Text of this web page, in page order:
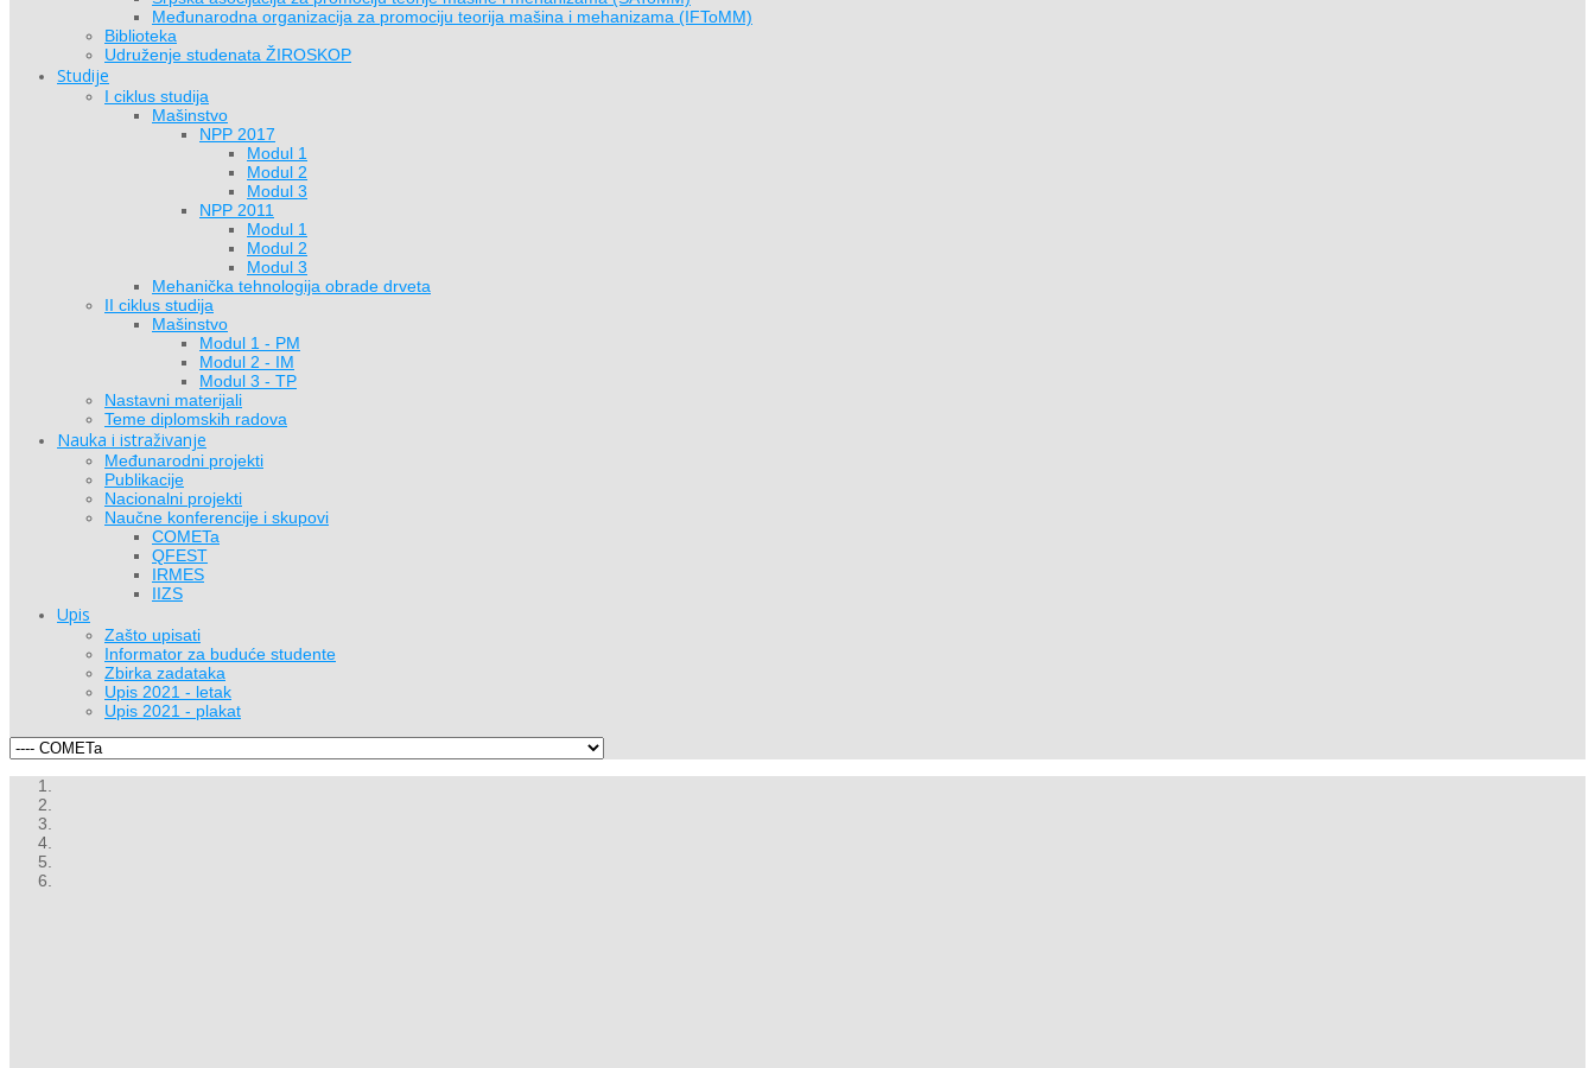
Međunarodna organizacija za promociju teorija mašina i mehanizama (IFToMM)
Biblioteka
Udruženje studenata ŽIROSKOP
Studije
I ciklus studija
Mašinstvo
NPP 2017
Modul 1
Modul 2
Modul 3
NPP 2011
Modul 1
Modul 2
Modul 3
Mehanička tehnologija obrade drveta
II ciklus studija
Mašinstvo
Modul 1 - PM
Modul 2 - IM
Modul 3 - TP
Nastavni materijali
Teme diplomskih radova
Nauka i istraživanje
Međunarodni projekti
Publikacije
Nacionalni projekti
Naučne konferencije i skupovi
COMETa
QFEST
IRMES
IIZS
Upis
Zašto upisati
Informator za buduće studente
Zbirka zadataka
Upis 2021 - letak
Upis 2021 - plakat